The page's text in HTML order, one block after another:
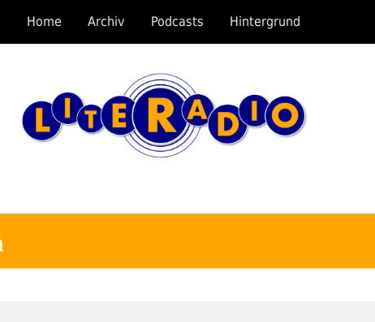
Home Archiv Podcasts Hintergrund